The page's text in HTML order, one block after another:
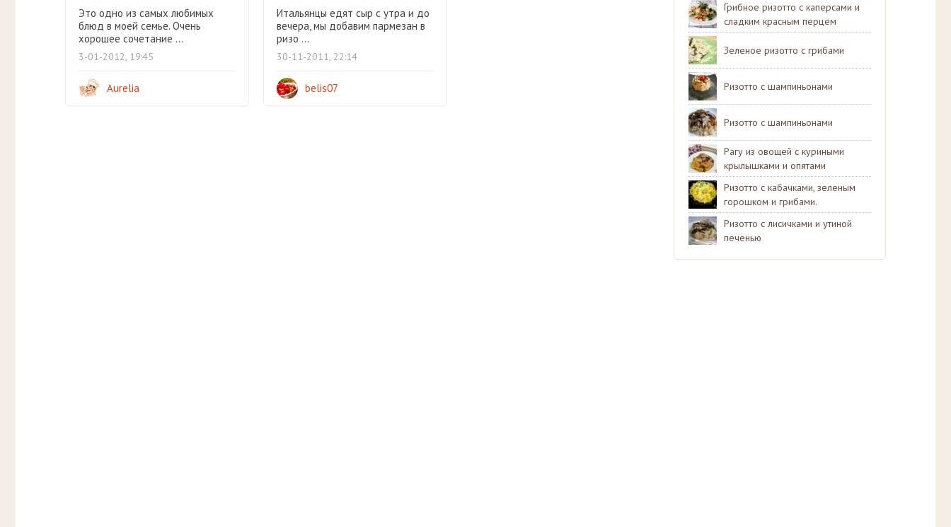
Это одно из самых любимых
блюд в моей семье. Очень
хорошее сочетание ...
3-01-2012, 19:45
Aurelia
Итальянцы едят сыр с утра и до
вечера, мы добавим пармезан в
ризо ...
30-11-2011, 22:14
belis07
Грибное ризотто с каперсами и
сладким красным перцем
Зеленое ризотто с грибами
Ризотто с шампиньонами
Ризотто с шампиньонами
Рагу из овощей с куриными
крылышками и опятами
Ризотто с кабачками, зеленым
горошком и грибами.
Ризотто с лисичками и утиной
печенью